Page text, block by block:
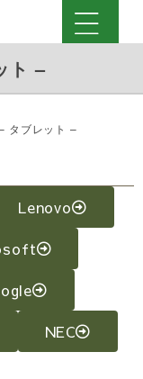
ト –
タブレット –
Lenovo
NEC